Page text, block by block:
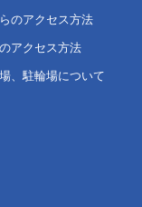
のアクセス方法
アクセス方法
、駐輪場について